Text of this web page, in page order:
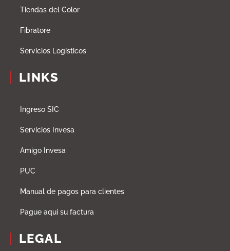
Tiendas del Color
Fibratore
Servicios Logísticos
LINKS
Ingreso SIC
Servicios Invesa
Amigo Invesa
PUC
Manual de pagos para clientes
Pague aqui su factura
LEGAL